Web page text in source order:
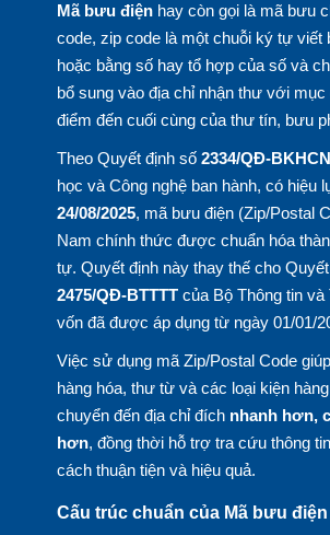
Mã bưu điệnhay còn gọi là mã bưu
code, zip code là một chuỗi ký tự viết
hoặc bằng số hay tổ hợp của số và
bổ sung vào địa chỉ nhận thư với
điểm đến cuối cùng của thư tín, bưu
Theo Quyết định số 2334/QĐ-BKHCN
học và Công nghệ ban hành, có hiệu
24/08/2025, mã bưu điện (Zip/Postal
Nam chính thức được chuẩn hóa
tự. Quyết định này thay thế cho
2475/QĐ-BTTTTcủa Bộ Thông tin và
vốn đã được áp dụng từ ngày 01/01/
Việc sử dụng mã Zip/Postal Code
hàng hóa, thư từ và các loại kiện
chuyển đến địa chỉ đích nhanh hơn,
hơn, đồng thời hỗ trợ tra cứu thông
cách thuận tiện và hiệu quả.
Cấu trúc chuẩn của Mã bưu